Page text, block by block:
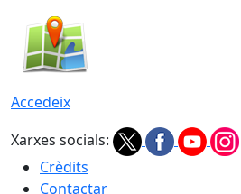
Accedeix
Xarxes socials:
Crèdits
Contactar